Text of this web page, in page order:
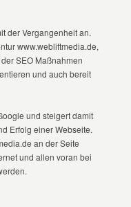
der Vergangenheit an.
www.webliftmedia.de,
SEO Maßnahmen
und auch bereit
und steigert damit
Erfolg einer Webseite.
an der Seite
und allen voran bei